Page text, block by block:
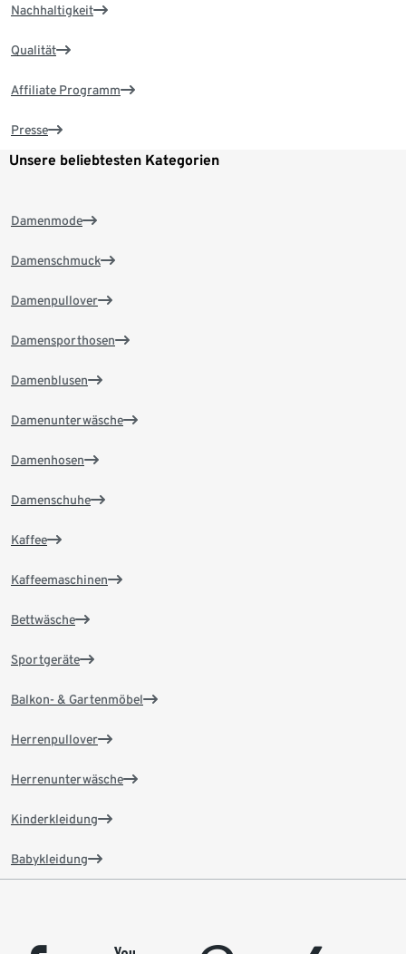
Nachhaltigkeit
Qualität
Affiliate Programm
Presse
Unsere beliebtesten Kategorien
Damenmode
Damenschmuck
Damenpullover
Damensporthosen
Damenblusen
Damenunterwäsche
Damenhosen
Damenschuhe
Kaffee
Kaffeemaschinen
Bettwäsche
Sportgeräte
Balkon- & Gartenmöbel
Herrenpullover
Herrenunterwäsche
Kinderkleidung
Babykleidung